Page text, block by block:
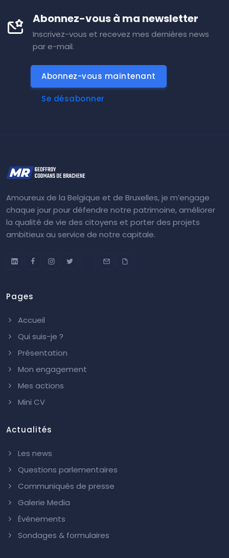
Abonnez-vous à ma newsletter
Inscrivez-vous et recevez mes dernières news
par e-mail.
Abonnez-vous maintenant
Se désabonner
Amoureux de la Belgique et de Bruxelles, je m’engage
chaque jour pour défendre notre patrimoine, améliorer
la qualité de vie des citoyens et porter des projets
ambitieux au service de notre capitale.
Pages
Accueil
Qui suis-je ?
Présentation
Mon engagement
Mes actions
Mini CV
Actualités
Les news
Questions parlementaires
Communiqués de presse
Galerie Media
Événements
Sondages & formulaires